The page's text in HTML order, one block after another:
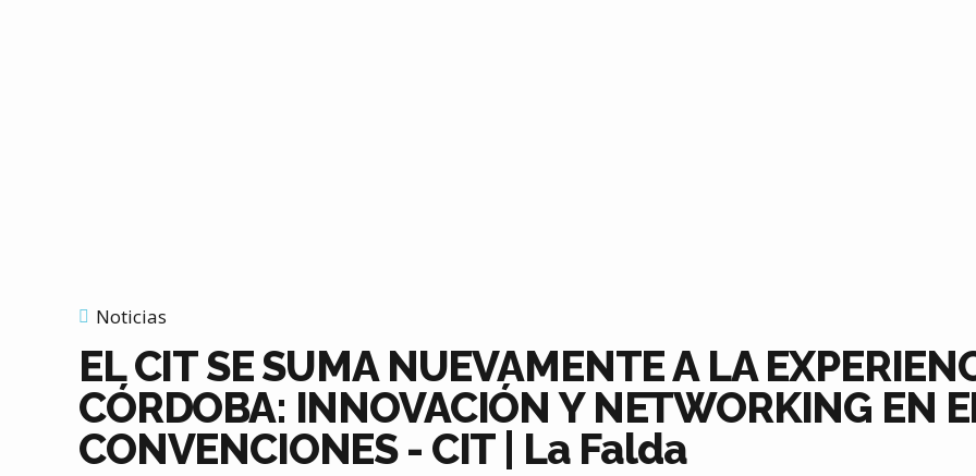
Noticias
EL CIT SE SUMA NUEVAMENTE A LA
CÓRDOBA: INNOVACIÓN Y NETWORKING EN
CONVENCIONES - CIT | La Falda